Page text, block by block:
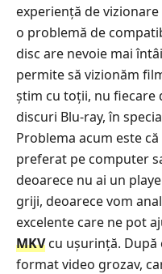
experiență de
o problemă de
disc are nevoie mai
permite să vizionăm
știm cu toții, nu fiecare
discuri Blu-ray, în
Problema acum este
preferat pe computer
deoarece nu ai un
griji, deoarece vom
excelente care ne pot
MKVcu ușurință. După
format video grozav,